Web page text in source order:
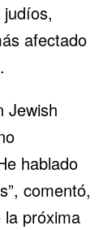
afectado
Jewish
hablado
comentó,
próxima